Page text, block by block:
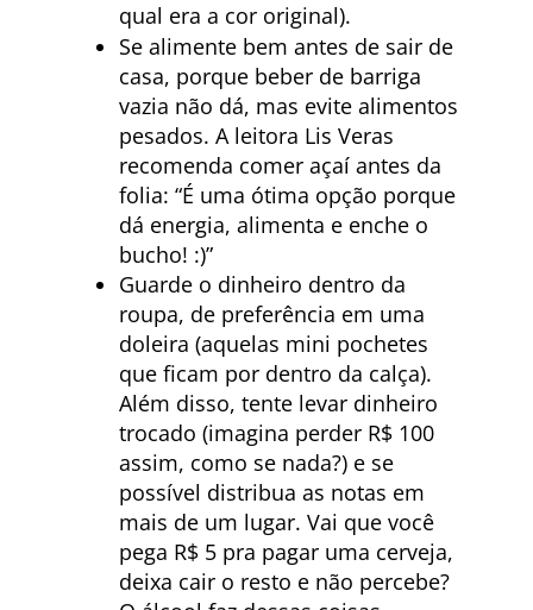
qual era a cor original).
Se alimente bem antes de sair de
casa, porque beber de barriga
vazia não dá, mas evite alimentos
pesados. A leitora Lis Veras
recomenda comer açaí antes da
folia: “É uma ótima opção porque
dá energia, alimenta e enche o
bucho! :)”
Guarde o dinheiro dentro da
roupa, de preferência em uma
doleira (aquelas mini pochetes
que ficam por dentro da calça).
Além disso, tente levar dinheiro
trocado (imagina perder R$ 100
assim, como se nada?) e se
possível distribua as notas em
mais de um lugar. Vai que você
pega R$ 5 pra pagar uma cerveja,
deixa cair o resto e não percebe?